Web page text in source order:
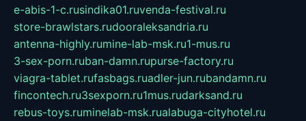
e-abis-1-c.rusindika01.ruvenda-festival.ru
store-brawlstars.rudooraleksandria.ru
antenna-highly.rumine-lab-msk.ru1-mus.ru
3-sex-porn.ruban-damn.rupurse-factory.ru
viagra-tablet.rufasbags.ruadler-jun.rubandamn.ru
fincontech.ru3sexporn.ru1mus.rudarksand.ru
rebus-toys.ruminelab-msk.rualabuga-cityhotel.ru